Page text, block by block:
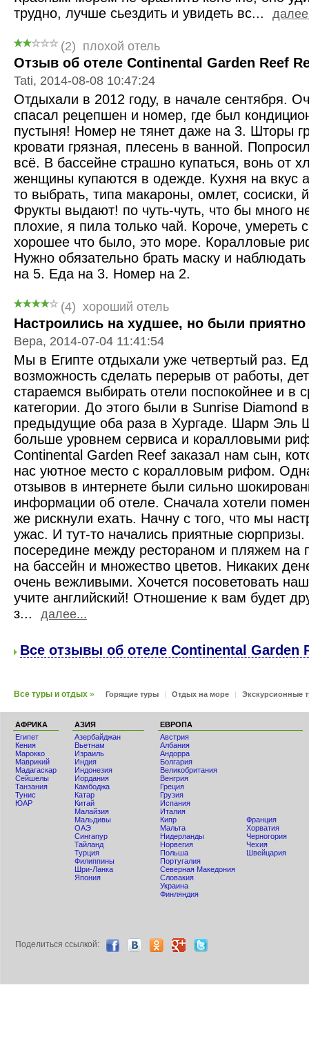
трудно, лучше сьездить и увидеть вс...
(2) плохой отель
Отзыв об отеле Continental Garden Reef
Tati, 2014-08-08 10:47:24
Отдыхали в 2012 году, в начале сентября.
спасал рецепшен и номер, где был
пустыня! Номер не тянет даже на 3. Шторы
кровати грязная, плесень в ванной.
всё. В бассейне страшно купаться, вонь от
женщины купаются в одежде. Кухня на вкус
то выбрать, типа макароны, омлет, сосиски,
Фрукты выдают! по чуть-чуть, что бы много
плохие, я пила только чай. Короче, умереть
хорошее что было, это море. Коралловые
Нужно обязательно брать маску и
на 5. Еда на 3. Номер на 2.
(4) хороший отель
Настроились на худшее, но были
Вера, 2014-07-04 11:41:54
Мы в Египте отдыхали уже четвертый раз.
возможность сделать перерыв от работы,
стараемся выбирать отели поспокойнее и в
категории. До этого были в Sunrise
предыдущие оба раза в Хургаде. Шарм Эль
больше уровнем сервиса и коралловыми
Continental Garden Reef заказал нам сын,
нас уютное место с коралловым рифом.
отзывов в интернете были сильно
информации об отеле. Сначала хотели
же рискнули ехать. Начну с того, что мы
ужас. И тут-то начались приятные
посередине между рестораном и пляжем на
на бассейн и множество цветов. Никаких
очень вежливыми. Хочется посоветовать
учите английский! Отношение к вам будет
з... далее...
Все отзывы об отеле Continental Garden
Все туры и отдых » Горящие туры | Отдых на море | Экскурсионные
АФРИКА
Египет
Кения
Мaрокко
Маврикий
Мадагаскар
Сейшелы
Танзания
Тунис
ЮАР
АЗИЯ
Азербайджан
Вьетнам
Израиль
Индия
Индонезия
Иордания
Камбоджа
Катар
Китай
Малайзия
Мальдивы
ОАЭ
Сингапур
Тайланд
Турция
Филиппины
Шри-Ланка
Япония
ЕВРОПА
Австрия
Албания
Андорра
Болгария
Великобритания
Венгрия
Греция
Грузия
Испания
Италия
Кипр
Мальта
Нидерланды
Норвегия
Польша
Португалия
Северная Македония
Словакия
Украина
Финляндия
Франция
Хорватия
Черногория
Чехия
Швейцария
Поделиться ccылкой: